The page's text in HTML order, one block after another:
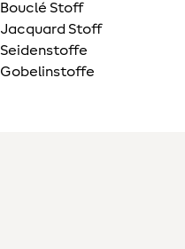
Bouclé Stoff
Jacquard Stoff
Seidenstoffe
Gobelinstoffe